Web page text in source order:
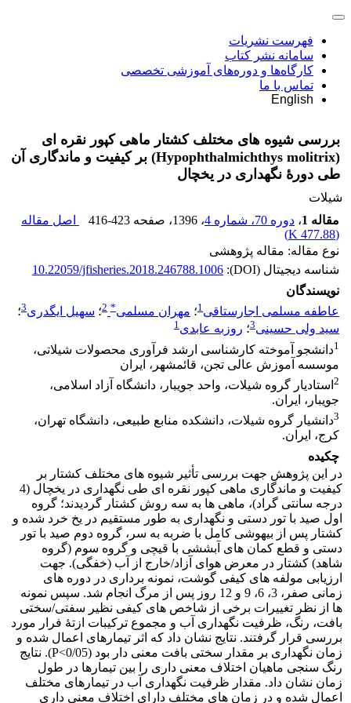
فهرست نشریات
سامانه نشر کتاب
کارگاه‌ها و دوره‌های آموزشی تخصصی
تماس با ما
English
بررسی شیوه های مختلف کشتار ماهی کپور نقره ای
(Hypophthalmichthys molitrix) بر کیفیت و ماندگاری آن
طی دورۀ نگهداری در یخچال
شیلات
مقاله 1
، دوره 70، شماره 4 ، 1396 ، صفحه 416-423
اصل مقاله
(
477.88 K
)
نوع مقاله: مقاله پژوهشی
شناسه دیجیتال (DOI):
10.22059/jfisheries.2018.246788.1006
نویسندگان
عاطفه مسلمی اجارستاقی1؛ مهران مسلمی*
2؛ سهیل ایگدری3؛
سید ولی حسینی3؛ روزبه عابدی1
1دانشجو آموخته کارشناسی ارشد فرآوری محصولات شیلاتی،
موسسه آموزش عالی تجن، قائمشهر، ایران
2 استادیار گروه شیلات، واحد جویبار، دانشگاه آزاد اسلامی،
جویبار، ایران.
3دانشیار گروه شیلات، دانشکده منابع طبیعی، دانشگاه تهران،
کرج، ایران.
چکیده
در این پژوهش جهت بررسی تأثیر شیوه­ های مختلف کشتار بر
کیفیت و ماندگاری ماهی کپور نقره ­ای طی نگه­داری در یخچال (4
درجه سانتی­ گراد)، ماهی ­ها به سه روش کشتار گردیدند؛ گروه
اول صید با تور دستی و نگه­داری به طور مستقیم در یخ خرد شده و
کشتار پس از بیهوشی کامل با ضربه به سر، گروه دوم صید با تور
دستی و قطع کمان ­های آبششی با قیچی و گروه سوم (گروه
شاهد) کشتار در معرض هوای آزاد/خارج از آب (خفگی). جهت
ارزیابی مولفه ­های کیفی گوشت، نمونه­ برداری در دوره­ های
زمانی صفر، 3، 6، 9 و 12 روز پس از مرگ انجام شد. سپس نمونه
ها از نظر تغییرات برخی از شاخص­ های کیفی نظیر سفتی/سختی
بافت، رنگ، ظرفیت نگهداری آب و مجموع ترکیبات ازتۀ فرار مورد
بررسی قرار گرفتند. نتایج نشان داد که اثر تیمارهای اعمال شده و
زمان نگه­داری بر مقدار سختی بافت معنی ­دار بود (0/05>P). نتایج
رنگ­ سنجی ماهیان اختلاف معنی ­داری را بین تیمارها در طول
زمان نشان داد. مقدار ظرفیت نگهداری آب در تیمارهای مختلف
اعمال شده و در زمان­ های مختلف دارای اختلاف معنی ­داری